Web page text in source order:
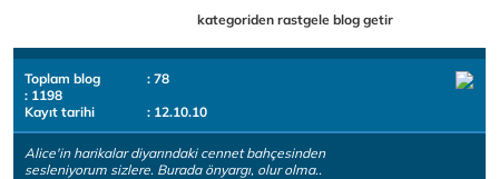
kategoriden rastgele blog getir
Toplam blog
: 78
: 1198
Kayıt tarihi
: 12.10.10
Alice'in harikalar diyarındaki cennet bahçesinden
sesleniyorum sizlere. Burada önyargı, olur olma..